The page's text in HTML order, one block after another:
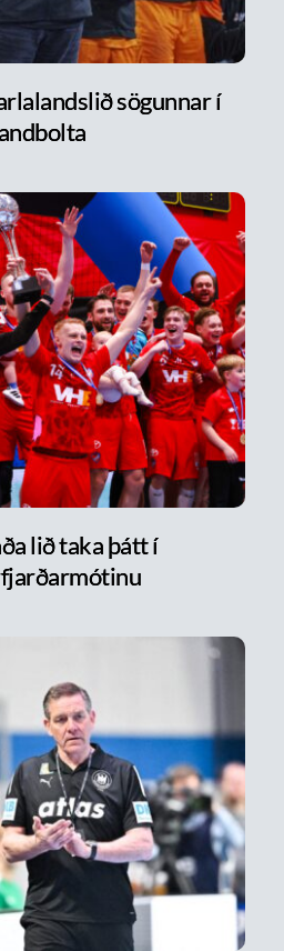
sögunnar í
lið taka þátt í